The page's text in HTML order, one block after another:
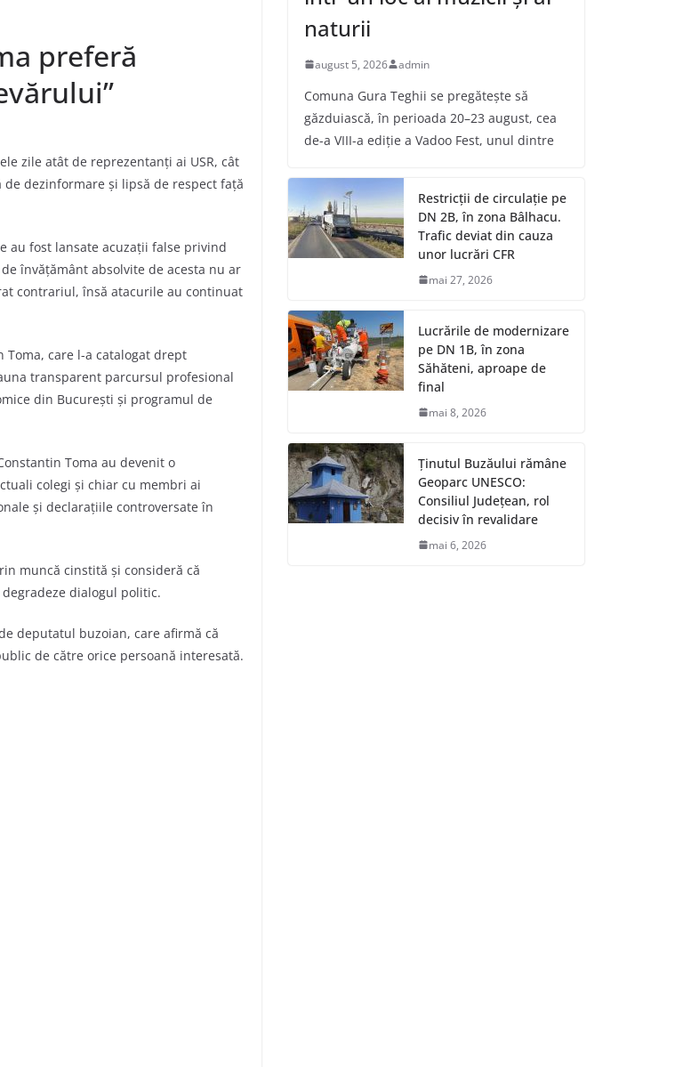
preferă
zile atât de reprezentanți ai USR, cât
dezinformare și lipsă de respect față
au fost lansate acuzații false privind
învățământ absolvite de acesta nu ar
contrariul, însă atacurile au continuat
care l-a catalogat drept
transparent parcursul profesional
din București și programul de
Toma au devenit o
colegi și chiar cu membri ai
și declarațiile controversate în
muncă cinstită și consideră că
dialogul politic.
deputatul buzoian, care afirmă că
de către orice persoană interesată.
naturii
august 5, 2026 admin
Comuna Gura Teghii se pregătește să
găzduiască, în perioada 20–23 august, cea
de-a VIII-a ediție a Vadoo Fest, unul dintre
Restricții de circulație pe
DN 2B, în zona Bâlhacu.
Trafic deviat din cauza
unor lucrări CFR
mai 27, 2026
Lucrările de modernizare
pe DN 1B, în zona
Săhăteni, aproape de
final
mai 8, 2026
Ținutul Buzăului rămâne
Geoparc UNESCO:
Consiliul Județean, rol
decisiv în revalidare
mai 6, 2026